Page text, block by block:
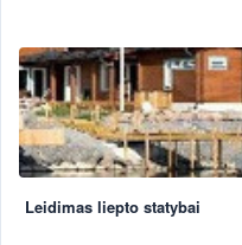
Leidimas liepto statybai